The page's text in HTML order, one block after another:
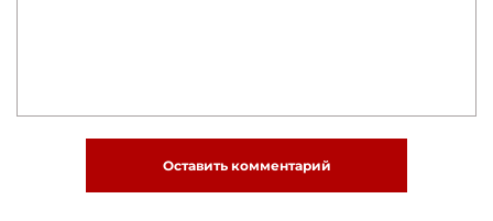
Оставить комментарий